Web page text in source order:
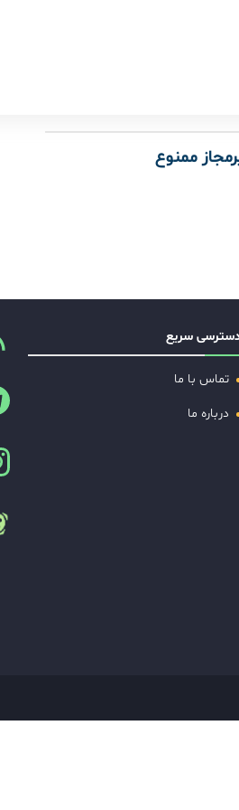
ممنوع
سریع
تماس با ما
درباره ما